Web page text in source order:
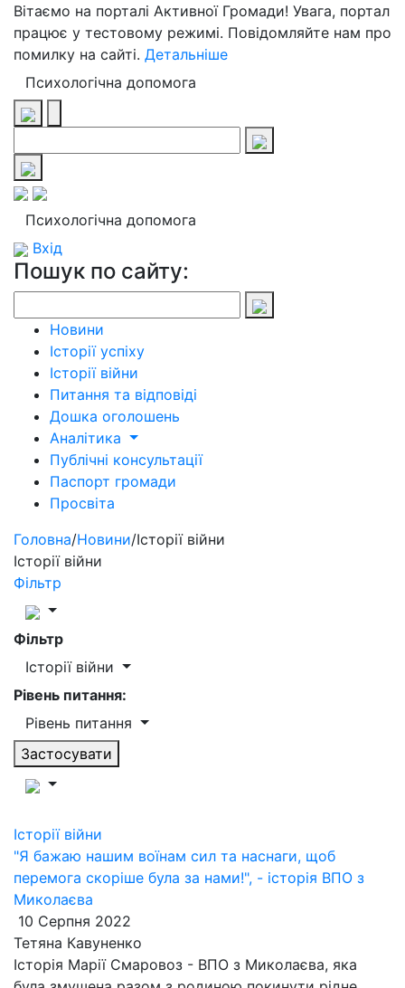
Вітаємо на порталі Активної Громади! Увага, портал
працює у тестовому режимі. Повідомляйте нам про
помилку на сайті. Детальніше
Психологічна допомога
Психологічна допомога
Вхід
Пошук по сайту:
Новини
Історії успіху
Історії війни
Питання та відповіді
Дошка оголошень
Аналітика
Публічні консультації
Паспорт громади
Просвіта
Головна/Новини/Історії війни
Історії війни
Фільтр
Фільтр
Історії війни
Рівень питання:
Рівень питання
Застосувати
Історії війни
"Я бажаю нашим воїнам сил та наснаги, щоб
перемога скоріше була за нами!", - історія ВПО з
Миколаєва
10 Серпня 2022
Тетяна Кавуненко
Історія Марії Смаровоз - ВПО з Миколаєва, яка